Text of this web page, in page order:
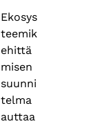
Ekosys
teemik
ehittä
misen
suunni
telma
auttaa